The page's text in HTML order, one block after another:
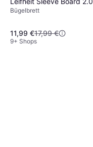
Bügelbrett
11,99 €17,99 €
9+ Shops